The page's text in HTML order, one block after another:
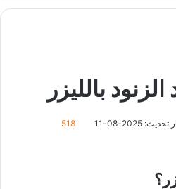
بالليزر
2025-08-11
518